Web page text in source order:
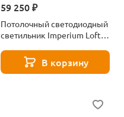
59 250 ₽
Потолочный светодиодный
светильник Imperium Loft
В корзину